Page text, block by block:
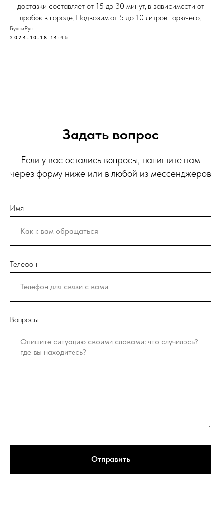
доставки составляет от 15 до 30 минут, в зависимости от
пробок в городе. Подвозим от 5 до 10 литров горючего.
БуксиРус
2024-10-18 14:45
Задать вопрос
Если у вас остались вопросы, напишите нам
через форму ниже или в любой из мессенджеров
Имя
Телефон
Вопросы
Отправить